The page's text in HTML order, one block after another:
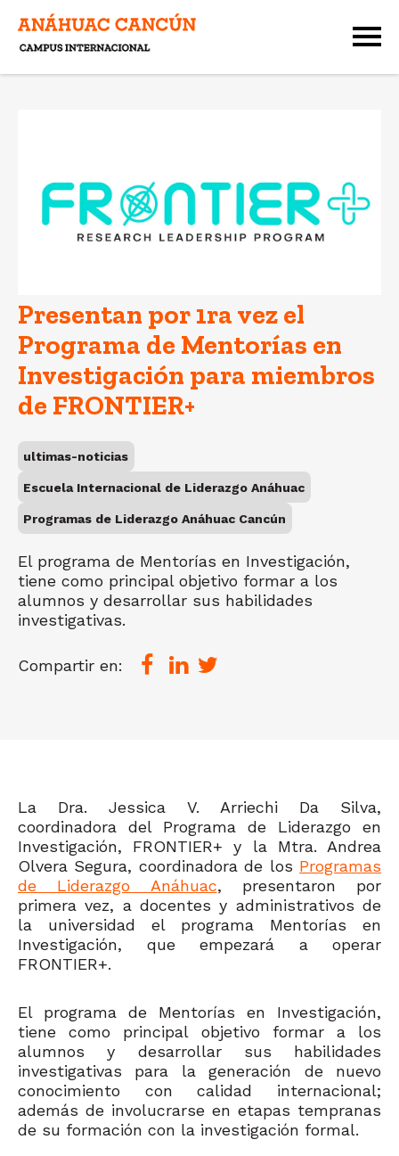
Presentan por 1ra vez el
Programa de Mentorías en
Investigación para miembros
de FRONTIER+
ultimas-noticias
Escuela Internacional de Liderazgo Anáhuac
Programas de Liderazgo Anáhuac Cancún
El programa de Mentorías en Investigación,
tiene como principal objetivo formar a los
alumnos y desarrollar sus habilidades
investigativas.
Compartir en:
La Dra. Jessica V. Arriechi Da Silva,
coordinadora del Programa de Liderazgo en
Investigación, FRONTIER+ y la Mtra. Andrea
Olvera Segura, coordinadora de los Programas
de Liderazgo Anáhuac, presentaron por
primera vez, a docentes y administrativos de
la universidad el programa Mentorías en
Investigación, que empezará a operar
FRONTIER+.
El programa de Mentorías en Investigación,
tiene como principal objetivo formar a los
alumnos y desarrollar sus habilidades
investigativas para la generación de nuevo
conocimiento con calidad internacional;
además de involucrarse en etapas tempranas
de su formación con la investigación formal.